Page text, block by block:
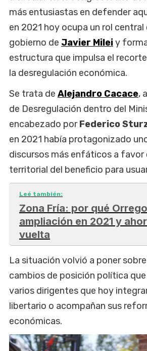
más entusiastas en defender
en 2021 hoy ocupa un rol
gobierno de Javier Mileiy
estructura que impulsa el
la desregulación económica.
Se trata de Alejandro Cacace,
de Desregulación dentro del
encabezado porFederico
en 2021 había protagonizado
discursos más enfáticos a favor
territorial del beneficio para
Leé también:
Zona Fría: por qué
ampliación en 2021 y
vuelta
La situación volvió a poner
cambios de posición política
varios dirigentes que hoy
libertario o acompañan sus
económicas.